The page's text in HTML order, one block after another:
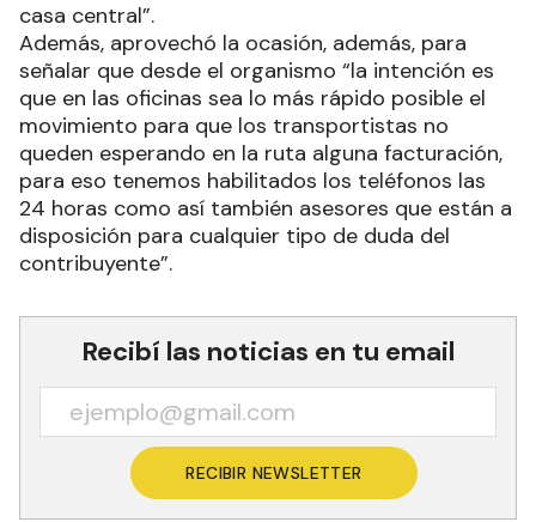
casa central”.
Además, aprovechó la ocasión, además, para
señalar que desde el organismo “la intención es
que en las oficinas sea lo más rápido posible el
movimiento para que los transportistas no
queden esperando en la ruta alguna facturación,
para eso tenemos habilitados los teléfonos las
24 horas como así también asesores que están a
disposición para cualquier tipo de duda del
contribuyente”.
Recibí las noticias en tu email
RECIBIR NEWSLETTER